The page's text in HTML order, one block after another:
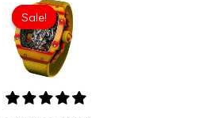
Sale!
Sale!
price
was:
£2,064.00.
price
is:
£1,505.00.